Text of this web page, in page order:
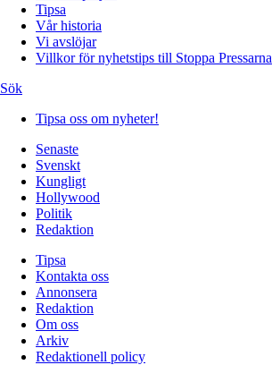
Tipsa
Vår historia
Vi avslöjar
Villkor för nyhetstips till Stoppa Pressarna
Sök
Tipsa oss om nyheter!
Senaste
Svenskt
Kungligt
Hollywood
Politik
Redaktion
Tipsa
Kontakta oss
Annonsera
Redaktion
Om oss
Arkiv
Redaktionell policy